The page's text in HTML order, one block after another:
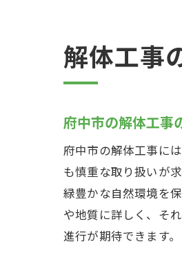
解体工事
府中市の解体工事
府中市の解体工事に
も慎重な取り扱いが
緑豊かな自然環境を
や地質に詳しく、そ
進行が期待できます。